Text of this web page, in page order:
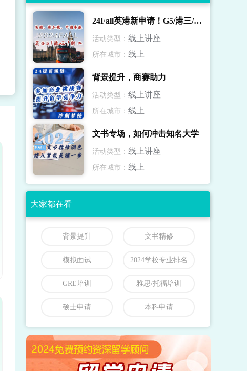
24Fall英港新申请！G5/港三/新二录取解读
活动类型： 线上讲座
所在城市： 线上
背景提升，商赛助力
活动类型： 线上讲座
所在城市： 线上
文书专场，如何冲击知名大学
活动类型： 线上讲座
所在城市： 线上
大家都在看
背景提升 文书精修
模拟面试 2024学校专业排名
GRE培训 雅思/托福培训
硕士申请 本科申请